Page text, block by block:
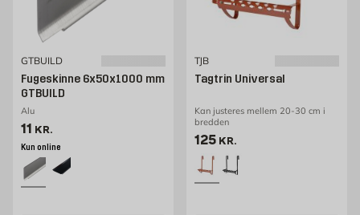
GTBUILD
Fugeskinne 6x50x1000 mm
GTBUILD
Alu
Pris 11 kr. /stk
11 KR.
Kun online
TJB
Tagtrin Universal
Kan justeres mellem 20-30 cm i
bredden
Pris 125 kr. /stk
125 KR.